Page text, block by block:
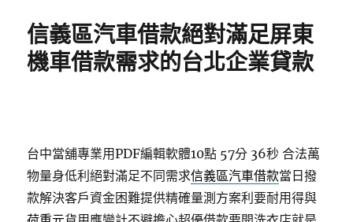
信義區汽車借款絕對滿足屏東
機車借款需求的台北企業貸款
台中當舖專業用PDF編輯軟體10點 57分 36秒 合法萬
物量身低利絕對滿足不同需求信義區汽車借款當日撥
款解決客戶資金困難提供精確量測方案利要耐用得與